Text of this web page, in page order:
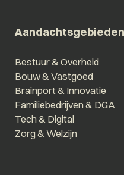
Aandachtsgebieden
Bestuur & Overheid
Bouw & Vastgoed
Brainport & Innovatie
Familiebedrijven & DGA
Tech & Digital
Zorg & Welzijn